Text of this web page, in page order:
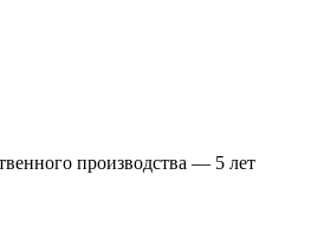
производства — 5 лет